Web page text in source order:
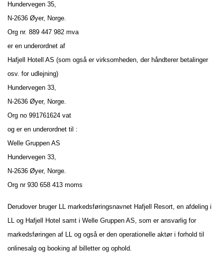
Hundervegen 35,
N-2636 Øyer, Norge.
Org nr. 889 447 982 mva
er en underordnet af
Hafjell Hotell AS (som også er virksomheden, der håndterer betalinger
osv. for udlejning)
Hundervegen 33,
N-2636 Øyer, Norge.
Org no 991761624 vat
og er en underordnet til :
Welle Gruppen AS
Hundervegen 33,
N-2636 Øyer, Norge.
Org nr 930 658 413 moms
Derudover bruger LL markedsføringsnavnet Hafjell Resort, en afdeling i
LL og Hafjell Hotel samt i Welle Gruppen AS, som er ansvarlig for
markedsføringen af LL og også er den operationelle aktør i forhold til
onlinesalg og booking af billetter og ophold.